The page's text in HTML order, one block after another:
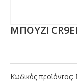
ΜΠΟΥΖΙ
Κωδικός προϊόντος: